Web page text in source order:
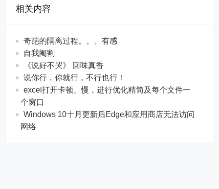
相关内容
奇葩的隔离过程。。。有感
自我阉割
《说好不哭》 回味真香
说你行，你就行，不行也行！
excel打开卡顿、慢，进行优化精简及每个文件一
个窗口
Windows 10十月更新后Edge和应用商店无法访问
网络